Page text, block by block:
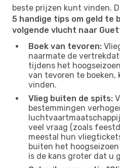
beste prijzen kunt vinden.
5 handige tips om geld te
volgende vlucht naar
Boek van tevoren:
naarmate de
tijdens het
van tevoren te boeken,
vinden.
Vlieg buiten de spits:
bestemmingen
veel vraag (zoals
meestal hun
buiten het
is de kans groter dat u